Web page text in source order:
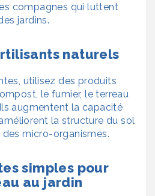
compagnes qui luttent
jardins.
naturels
utilisez des produits
le fumier, le terreau
augmentent la capacité
la structure du sol
micro-organismes.
simples pour
au jardin